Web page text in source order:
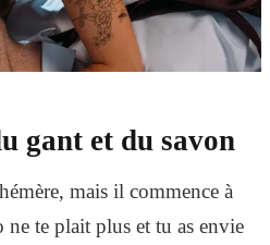
gant et du savon
mais il commence à
ne te plait plus et tu as envie